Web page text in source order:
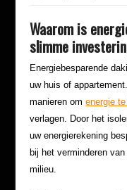
Waarom is
slimme
Energiebesparende
uw huis of
manieren omenergie
verlagen. Door het
uw energierekening
bij het verminderen
milieu.